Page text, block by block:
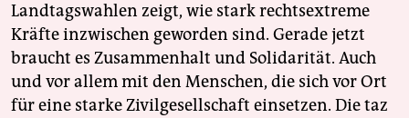
Landtagswahlen zeigt, wie stark rechtsextreme
Kräfte inzwischen geworden sind. Gerade jetzt
braucht es Zusammenhalt und Solidarität. Auch
und vor allem mit den Menschen, die sich vor Ort
für eine starke Zivilgesellschaft einsetzen. Die taz